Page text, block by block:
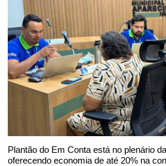
Plantão do Em Conta está no plenário
oferecendo economia de até 20% na